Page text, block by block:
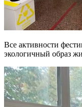
Все активности
экологичный образ